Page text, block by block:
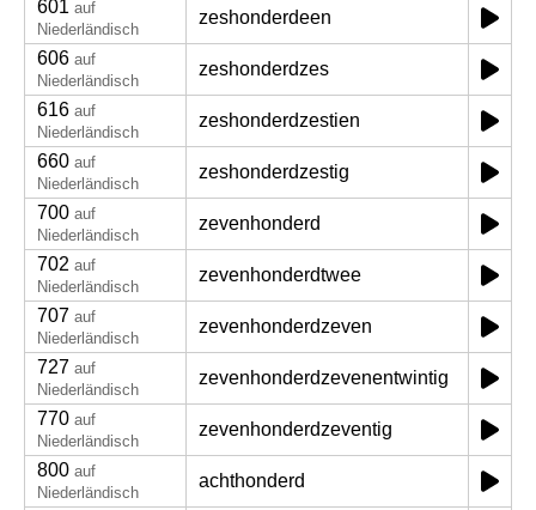
601 auf
Niederländisch
zeshonderdeen
606 auf
Niederländisch
zeshonderdzes
616 auf
Niederländisch
zeshonderdzestien
660 auf
Niederländisch
zeshonderdzestig
700 auf
Niederländisch
zevenhonderd
702 auf
Niederländisch
zevenhonderdtwee
707 auf
Niederländisch
zevenhonderdzeven
727 auf
Niederländisch
zevenhonderdzevenentwintig
770 auf
Niederländisch
zevenhonderdzeventig
800 auf
Niederländisch
achthonderd